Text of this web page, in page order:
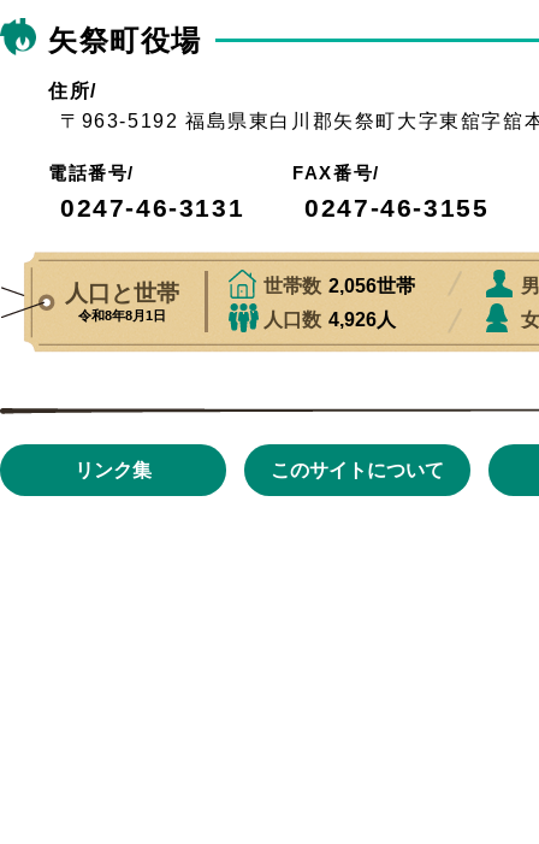
矢祭町役場
住所/
〒963-5192 福島県東白川郡矢祭町大字東舘字舘
電話番号/
0247-46-3131
FAX番号/
0247-46-3155
リンク集 このサイトについて